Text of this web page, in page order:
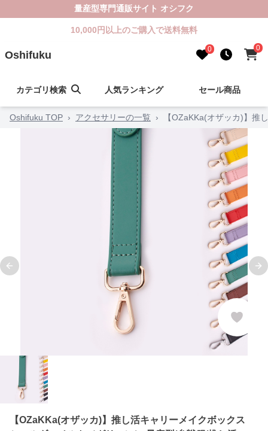
量産型専門通販サイト オシフク
10,000円以上のご購入で送料無料
Oshifuku 0 0
カテゴリ検索 人気ランキング セール商品
Oshifuku TOP › アクセサリーの一覧 › 【OZaKKa(オザッカ)】
Previous slide
【OZaKKa(オザッカ)】推し活キャリーメイクボックス